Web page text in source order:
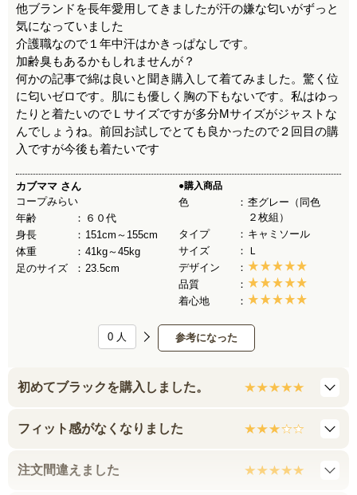
他ブランドを長年愛用してきましたが汗の嫌な匂いがずっと
気になっていました
介護職なので１年中汗はかきっぱなしです。
加齢臭もあるかもしれませんが？
何かの記事で綿は良いと聞き購入して着てみました。驚く位
に匂いゼロです。肌にも優しく胸の下もないです。私はゆっ
たりと着たいのでＬサイズですが多分Мサイズがジャストな
んでしょうね。前回お試しでとても良かったので２回目の購
入ですが今後も着たいです
カブママ さん
コープみらい
年齢
６０代
身長
151cm～155cm
体重
41kg～45kg
足のサイズ
23.5cm
●購入商品
色
杢グレー（同色
２枚組）
タイプ
キャミソール
サイズ
Ｌ
デザイン
品質
着心地
参考になった
0 人
初めてブラックを購入しました。
フィット感がなくなりました
注文間違えました